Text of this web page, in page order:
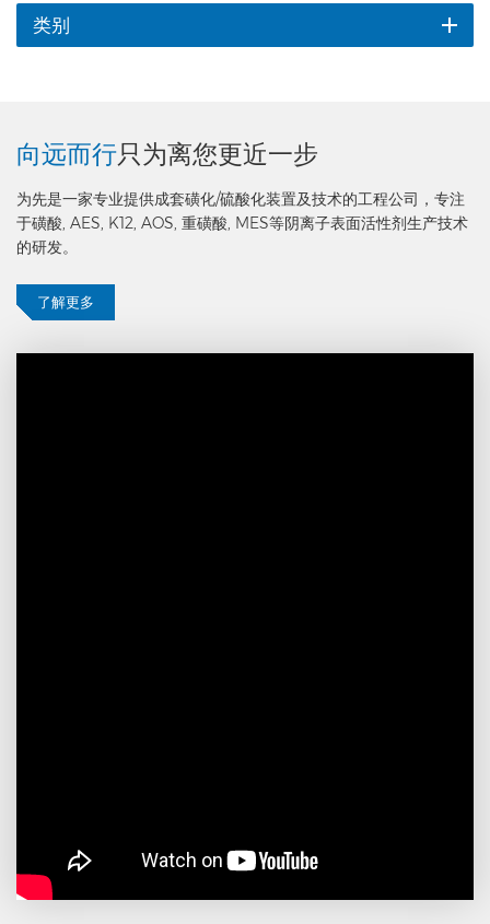
是老化器是立式、静力混合、
无返混、老化时间可以调节改
子可以在老化器停留相等的时
间。反应时长的相等可以提高
时间不一致，反应呈正态分
布，从而导致产品质量不均
匀。我们通过液位控制，将老
化时间控制在 0-60 分钟。
一般老化时间设置为30分
能之外，静态设备维护简便，
类别
向远而行只为离您更近一步
为先是一家专业提供成套磺化/硫酸化装置及技术的工程公司，专注
于磺酸, AES, K12, AOS, 重磺酸, MES等阴离子表面活性剂生产技术
的研发。
了解更多